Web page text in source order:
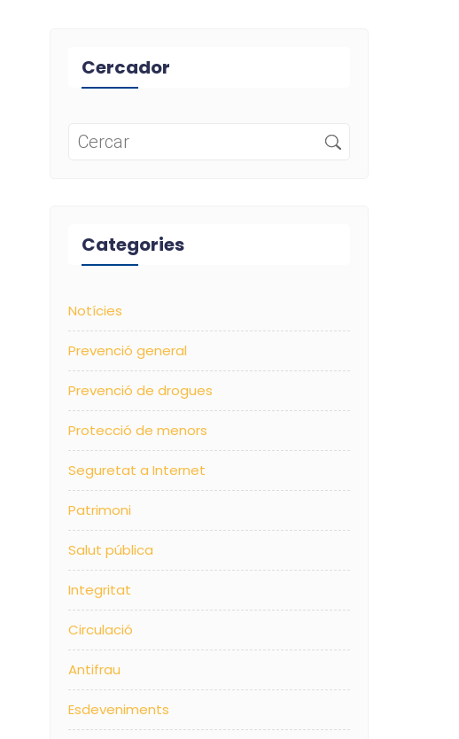
Cercador
Categories
Notícies
Prevenció general
Prevenció de drogues
Protecció de menors
Seguretat a Internet
Patrimoni
Salut pública
Integritat
Circulació
Antifrau
Esdeveniments